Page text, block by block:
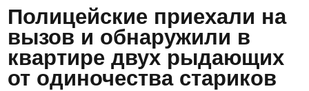
Полицейские приехали на
вызов и обнаружили в
квартире двух рыдающих
от одиночества стариков